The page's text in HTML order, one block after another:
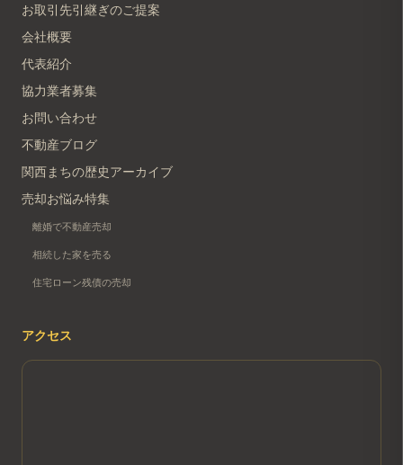
お取引先引継ぎのご提案
会社概要
代表紹介
協力業者募集
お問い合わせ
不動産ブログ
関西まちの歴史アーカイブ
売却お悩み特集
離婚で不動産売却
相続した家を売る
住宅ローン残債の売却
アクセス